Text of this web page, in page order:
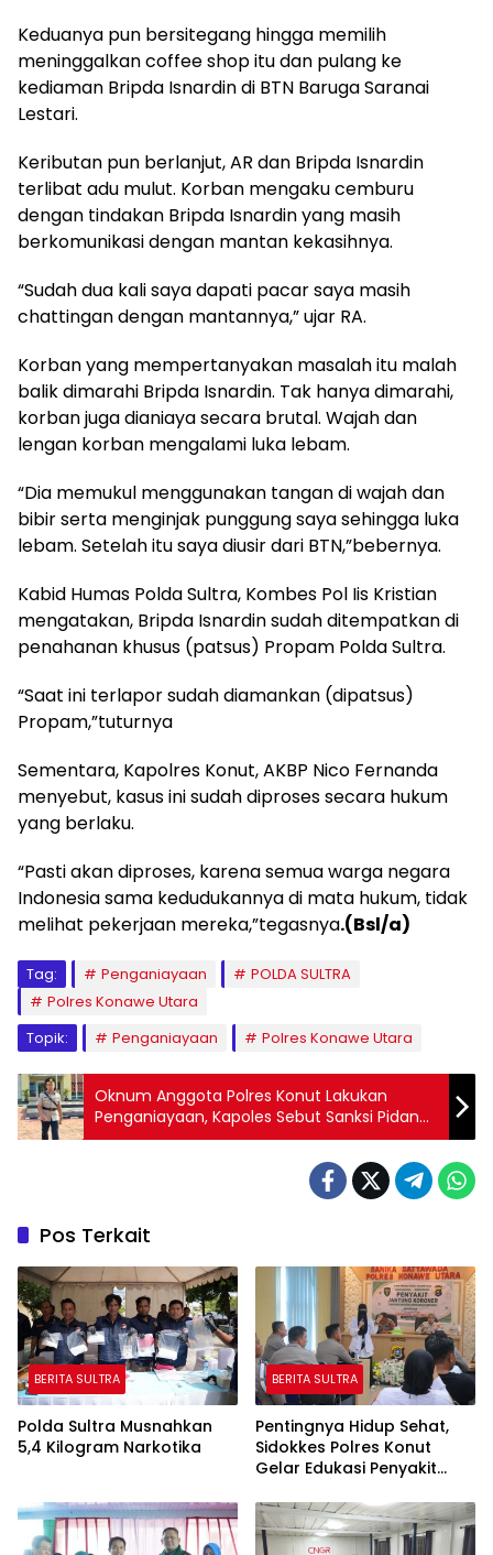
Keduanya pun bersitegang hingga memilih
meninggalkan coffee shop itu dan pulang ke
kediaman Bripda Isnardin di BTN Baruga Saranai
Lestari.
Keributan pun berlanjut, AR dan Bripda Isnardin
terlibat adu mulut. Korban mengaku cemburu
dengan tindakan Bripda Isnardin yang masih
berkomunikasi dengan mantan kekasihnya.
“Sudah dua kali saya dapati pacar saya masih
chattingan dengan mantannya,” ujar RA.
Korban yang mempertanyakan masalah itu malah
balik dimarahi Bripda Isnardin. Tak hanya dimarahi,
korban juga dianiaya secara brutal. Wajah dan
lengan korban mengalami luka lebam.
“Dia memukul menggunakan tangan di wajah dan
bibir serta menginjak punggung saya sehingga luka
lebam. Setelah itu saya diusir dari BTN,”bebernya.
Kabid Humas Polda Sultra, Kombes Pol Iis Kristian
mengatakan, Bripda Isnardin sudah ditempatkan di
penahanan khusus (patsus) Propam Polda Sultra.
“Saat ini terlapor sudah diamankan (dipatsus)
Propam,”tuturnya
Sementara, Kapolres Konut, AKBP Nico Fernanda
menyebut, kasus ini sudah diproses secara hukum
yang berlaku.
“Pasti akan diproses, karena semua warga negara
Indonesia sama kedudukannya di mata hukum, tidak
melihat pekerjaan mereka,”tegasnya.(Bsl/a)
Tag: Penganiayaan
POLDA SULTRA
Polres Konawe Utara
Topik:
Penganiayaan Polres Konawe Utara
Oknum Anggota Polres Konut Lakukan
Penganiayaan, Kapoles Sebut Sanksi Pidana
dan Kode Etik Menanti Pelaku
Pos Terkait
BERITA SULTRA
Polda Sultra Musnahkan
5,4 Kilogram Narkotika
BERITA SULTRA
Pentingnya Hidup Sehat,
Sidokkes Polres Konut
Gelar Edukasi Penyakit
Personil